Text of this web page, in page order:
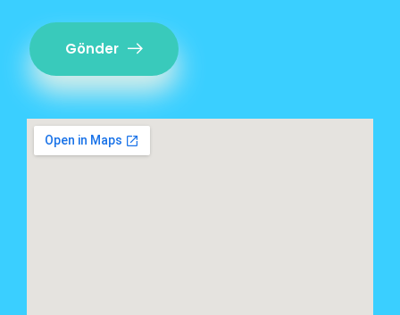
Gönder